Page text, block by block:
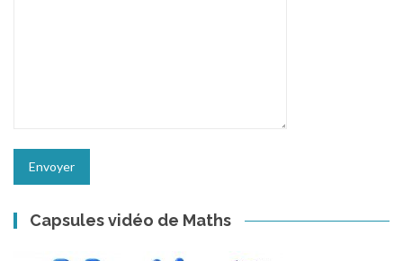
Capsules vidéo de Maths